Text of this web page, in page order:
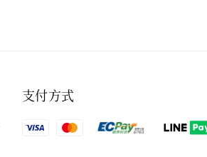
支付方式